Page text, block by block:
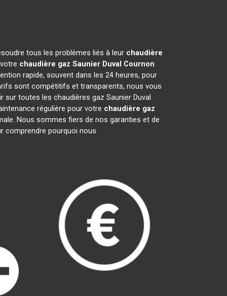
tous les problèmes liés à leur chaudière
chaudière gaz Saunier Duval Cournon
rapide, souvent dans les 24 heures, pour
sont compétitifs et transparents, nous vous
toutes les chaudières gaz Saunier Duval
régulière pour votre chaudière gaz
Nous sommes fiers de nos garanties et de
comprendre pourquoi nous